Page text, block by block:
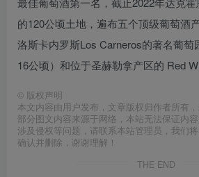
的120公顷土地，遍布五个顶级葡萄酒
洛斯卡内罗斯Los Carneros的著名葡萄
16公顷）和位于圣赫勒拿产区的 Red
© 版权声明
本文内容由用户发布，文章版权归作者所有
部分图文内容来源于网络，本站无法保证内
涉及侵权等问题，请联系本站管理员，我们
确认并删除，谢谢理解！
THE END